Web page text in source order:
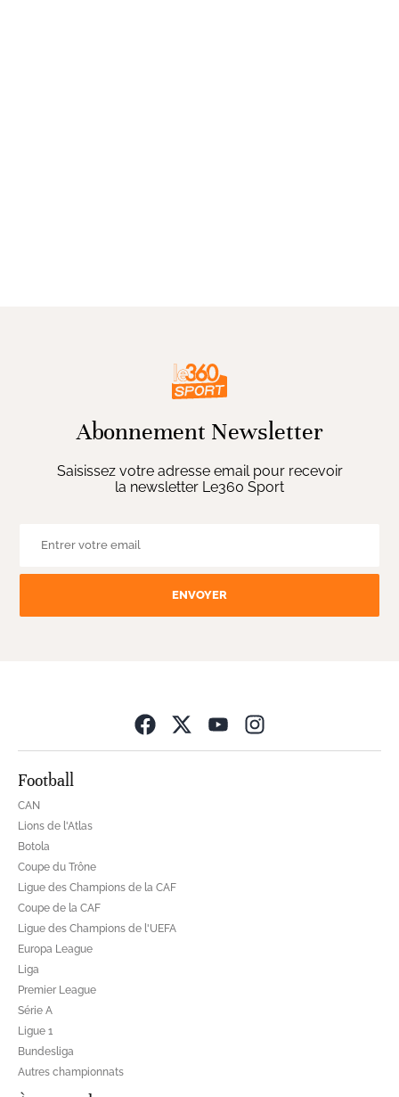
Abonnement Newsletter
Saisissez votre adresse email pour recevoir
la newsletter Le360 Sport
ENVOYER
Football
CAN
Lions de l'Atlas
Botola
Coupe du Trône
Ligue des Champions de la CAF
Coupe de la CAF
Ligue des Champions de l'UEFA
Europa League
Liga
Premier League
Série A
Ligue 1
Bundesliga
Autres championnats